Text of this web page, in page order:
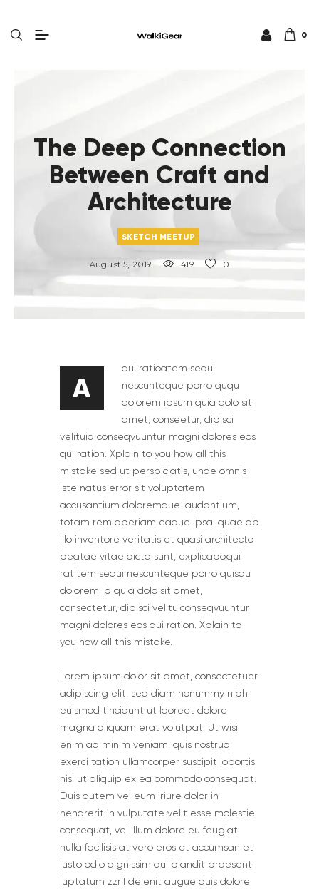
0
The Deep Connection
Between Craft and
Architecture
SKETCH MEETUP
August 5, 2019 419 0
A
qui ratioatem sequi
nescunteque porro ququ
dolorem ipsum quia dolo sit
amet, conseetur, dipisci
velituia conseqvuuntur magni dolores eos
qui ration. Xplain to you how all this
mistake sed ut perspiciatis, unde omnis
iste natus error sit voluptatem
accusantium doloremque laudantium,
totam rem aperiam eaque ipsa, quae ab
illo inventore veritatis et quasi architecto
beatae vitae dicta sunt, explicabo.qui
ratitem sequi nescunteque porro quisqu
dolorem ip quia dolo sit amet,
consectetur, dipisci velituiconseqvuuntur
magni dolores eos qui ration. Xplain to
you how all this mistake.
Lorem ipsum dolor sit amet, consectetuer
adipiscing elit, sed diam nonummy nibh
euismod tincidunt ut laoreet dolore
magna aliquam erat volutpat. Ut wisi
enim ad minim veniam, quis nostrud
exerci tation ullamcorper suscipit lobortis
nisl ut aliquip ex ea commodo consequat.
Duis autem vel eum iriure dolor in
hendrerit in vulputate velit esse molestie
consequat, vel illum dolore eu feugiat
nulla facilisis at vero eros et accumsan et
iusto odio dignissim qui blandit praesent
luptatum zzril delenit augue duis dolore